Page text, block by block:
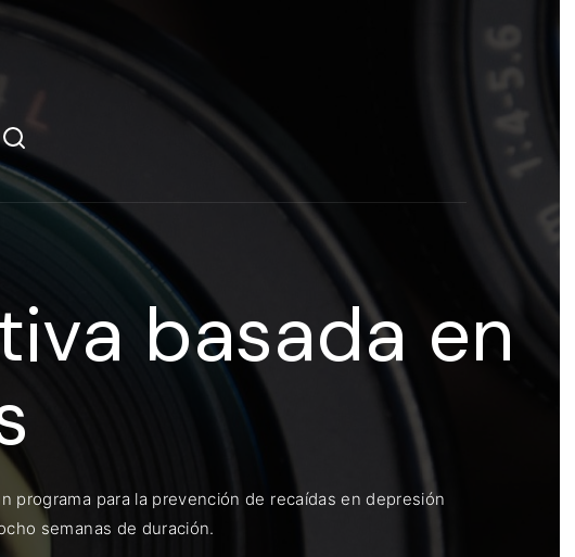
basada en
programa para la prevención de recaídas en depresión
semanas de duración.
Contenidos, programas y recursos educativos de Grupo Esneca TV
contraseña